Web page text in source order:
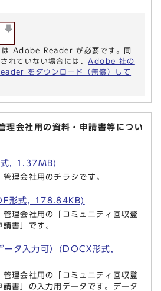
は Adobe Reader が必要です。同
れていない場合には、 Adobe 社の
をダウンロード（無償）して
理会社用の資料・申請書等につい
式, 1.37MB)
理会社用のチラシです。
形式, 178.84KB)
管理会社用の「コミュニティ回収登
書」です。
ータ入力可）(DOCX形式,
管理会社用の「コミュニティ回収登
請書」の入力用データです。データ